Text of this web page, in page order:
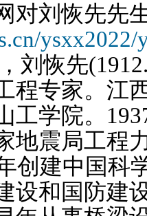
对刘恢先先
， 刘恢先
程专家。江
工学院。
地震局工程
创建中国科
设和国防建